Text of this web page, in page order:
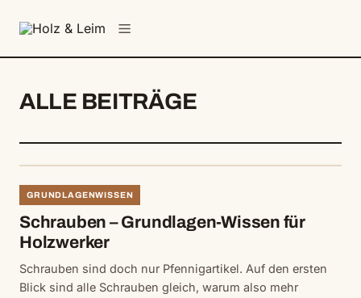
ALLE BEITRÄGE
GRUNDLAGENWISSEN
Schrauben – Grundlagen-Wissen für
Holzwerker
Schrauben sind doch nur Pfennigartikel. Auf den ersten
Blick sind alle Schrauben gleich, warum also mehr